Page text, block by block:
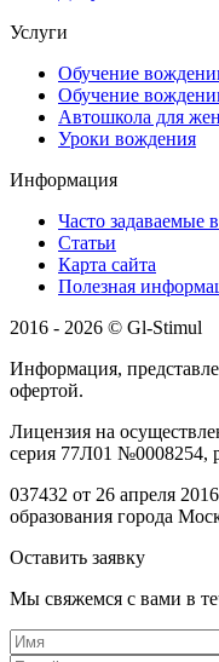
Услуги
Обучение
Обучение
Автошкола для
Уроки вождения
Информация
Часто задаваемые
Статьи
Карта сайта
Полезная
2016 - 2026 © Gl-Stimul
Информация,
офертой.
Лицензия на
серия 77Л01 №0008254,
037432 от 26 апреля
образования города
Оставить заявку
Мы свяжемся с вами в